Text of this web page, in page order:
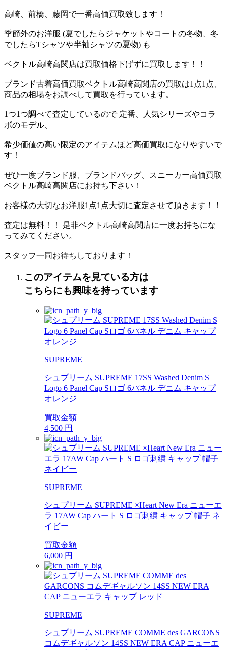
高崎、前橋、藤岡で一番高価買取致します！
季節外のお洋服 (夏でしたらジャケットやコートの冬物、冬
でしたらTシャツや半袖シャツの夏物) も
ベクトル高崎高関店は買取価格下げずに買取します！！
ブランド古着高価買取ベクトル高崎高関店の買取は1点1点、
商品の相場をお調べして買取を行っています。
1つ1つ調べて査定しているので 定番、人気シリーズやコラ
ボのモデル、
希少価値の高い限定のアイテムほど高価買取になりやすいで
す！
ぜひ一度ブランド服、ブランドバッグ、スニーカー高価買取
ベクトル高崎高関店にお持ち下さい！
お客様の大切なお洋服1点1点大切に査定させて頂きます！！
査定は無料！！ 是非ベクトル高崎高関店に一度お持ちにな
ってみてください。
スタッフ一同お待ちしております！
このアイテムを見ている方は
こちらにも興味を持っています
SUPREME
シュプリーム SUPREME 17SS Washed Denim S
Logo 6 Panel Cap Sロゴ 6パネル デニム キャップ
オレンジ
買取金額
4,500 円
SUPREME
シュプリーム SUPREME ×Heart New Era ニューエ
ラ 17AW Cap ハート S ロゴ刺繍 キャップ 帽子 ネ
イビー
買取金額
6,000 円
SUPREME
シュプリーム SUPREME COMME des GARCONS
コムデギャルソン 14SS NEW ERA CAP ニューエ